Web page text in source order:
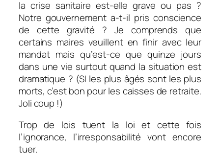
la crise sanitaire est-elle grave ou pas ?
Notre gouvernement a-t-il pris conscience
de cette gravité ? Je comprends que
certains maires veuillent en finir avec leur
mandat mais qu’est-ce que quinze jours
dans une vie surtout quand la situation est
dramatique ? (SI les plus âgés sont les plus
morts, c’est bon pour les caisses de retraite.
Joli coup !)
Trop de lois tuent la loi et cette fois
l’ignorance, l’irresponsabilité vont encore
tuer.